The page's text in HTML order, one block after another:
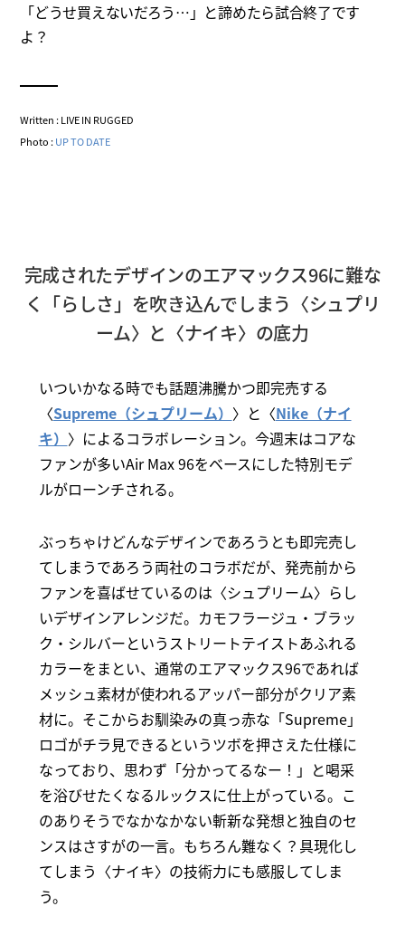
「どうせ買えないだろう…」と諦めたら試合終了です
よ？
Written : LIVE IN RUGGED
Photo :UP TO DATE
完成されたデザインのエアマックス96に難な
く「らしさ」を吹き込んでしまう〈シュプリ
ーム〉と〈ナイキ〉の底力
いついかなる時でも話題沸騰かつ即完売する
〈Supreme（シュプリーム） 〉と〈Nike（ナイ
キ） 〉によるコラボレーション。今週末はコアな
ファンが多いAir Max 96をベースにした特別モデ
ルがローンチされる。
ぶっちゃけどんなデザインであろうとも即完売し
てしまうであろう両社のコラボだが、発売前から
ファンを喜ばせているのは〈シュプリーム〉らし
いデザインアレンジだ。カモフラージュ・ブラッ
ク・シルバーというストリートテイストあふれる
カラーをまとい、通常のエアマックス96であれば
メッシュ素材が使われるアッパー部分がクリア素
材に。そこからお馴染みの真っ赤な「Supreme」
ロゴがチラ見できるというツボを押さえた仕様に
なっており、思わず「分かってるなー！」と喝采
を浴びせたくなるルックスに仕上がっている。こ
のありそうでなかなかない斬新な発想と独自のセ
ンスはさすがの一言。もちろん難なく？具現化し
てしまう〈ナイキ〉の技術力にも感服してしま
う。